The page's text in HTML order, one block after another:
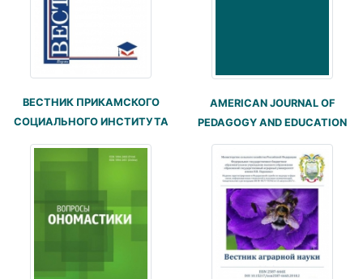
ВЕСТНИК ПРИКАМСКОГО
СОЦИАЛЬНОГО ИНСТИТУТА
AMERICAN JOURNAL OF
PEDAGOGY AND EDUCATION